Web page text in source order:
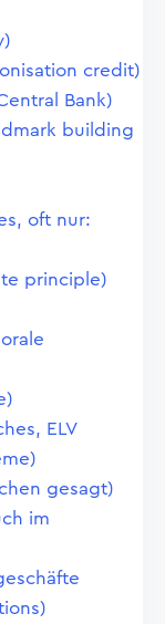
credit)
Bank)
building
oft nur:
principle)
ELV
gesagt)
im